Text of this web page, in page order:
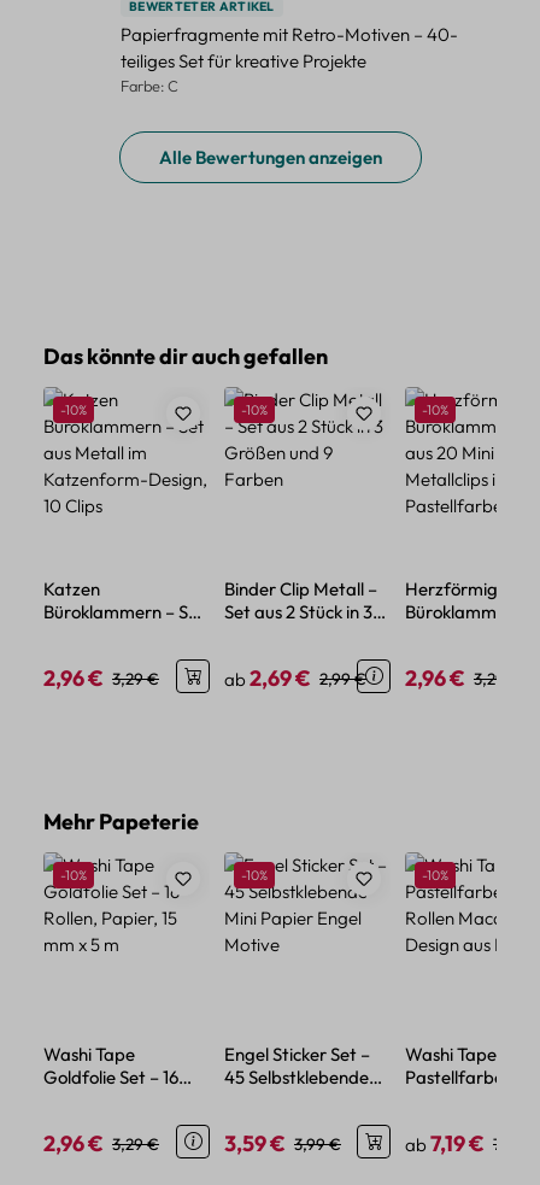
BEWERTETER ARTIKEL
Papierfragmente mit Retro-Motiven – 40-
teiliges Set für kreative Projekte
Farbe: C
Alle Bewertungen anzeigen
Produktgalerie überspringen
Das könnte dir auch gefallen
Rabatt
-10%
Katzen
Büroklammern – Set
Katzenform-Design,
10 Clips
Verkaufspreis:
2,96 € Regulärer Preis:
3,29 €
Rabatt
-10%
Binder Clip Metall –
Set aus 2 Stück in 3
Verkaufspreis:
ab2,69 € Regulärer Preis:
2,99 €
Rabatt
-10%
Herzförmige
Büroklammern –
Pastellfarben
Verkaufspreis:
2,96 € 3,29 €
Produktgalerie überspringen
Mehr Papeterie
Rabatt
-10%
Washi Tape
Goldfolie Set – 16
Verkaufspreis:
2,96 € Regulärer Preis:
3,29 €
Rabatt
-10%
Engel Sticker Set –
45 Selbstklebende
Verkaufspreis:
3,59 € Regulärer Preis:
3,99 €
Rabatt
-10%
Washi Tape Set
Pastellfarben –
Verkaufspreis:
ab7,19 € 7,99 €